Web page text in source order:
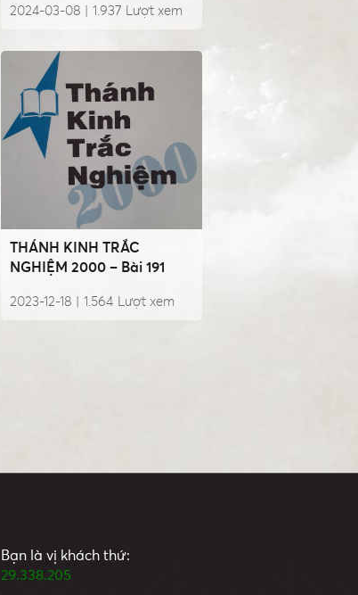
2024-03-08 | Lượt xem
1.937
THÁNH KINH TRẮC
NGHIỆM 2000 – Bài 191
2023-12-18 | Lượt xem
1.564
Bạn là vị khách thứ:
29.338.205